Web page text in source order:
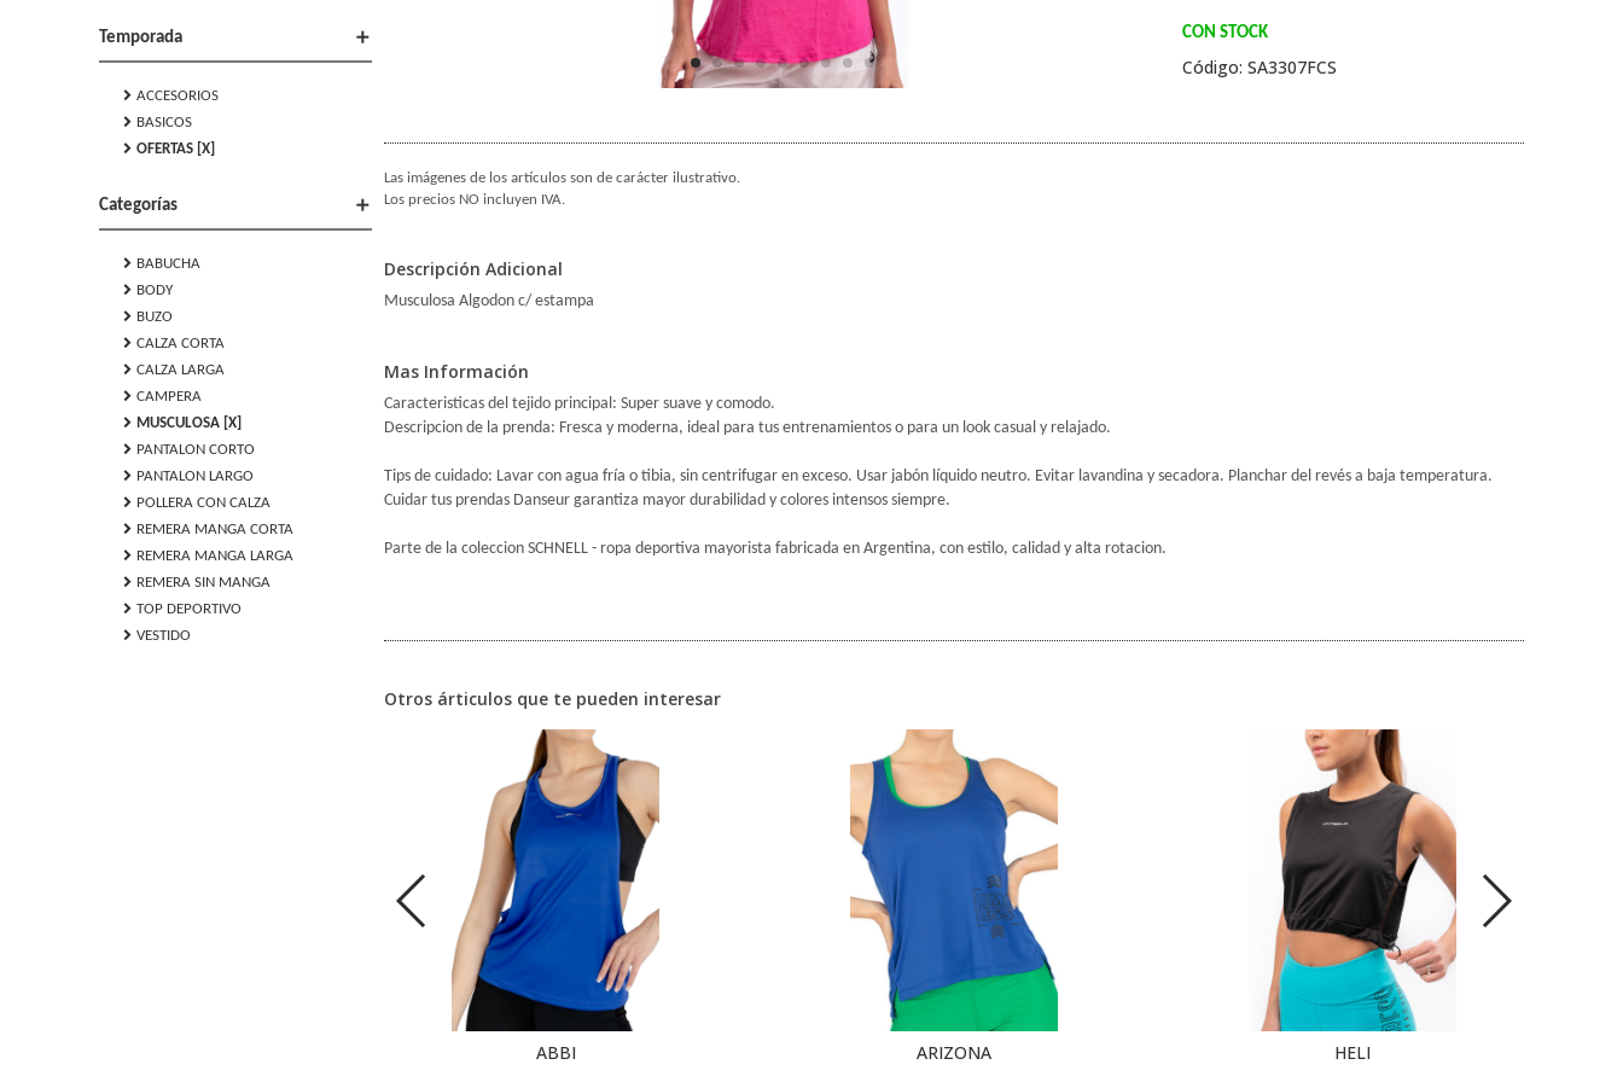
Temporada add
chevron_right ACCESORIOS
chevron_right BASICOS
chevron_right OFERTAS [X]
Categorías add
chevron_right BABUCHA
chevron_right BODY
chevron_right BUZO
chevron_right CALZA CORTA
chevron_right CALZA LARGA
chevron_right CAMPERA
chevron_right MUSCULOSA [X]
chevron_right PANTALON CORTO
chevron_right PANTALON LARGO
chevron_right POLLERA CON CALZA
chevron_right REMERA MANGA CORTA
chevron_right REMERA MANGA LARGA
chevron_right REMERA SIN MANGA
chevron_right TOP DEPORTIVO
chevron_right VESTIDO
CON STOCK
Código: SA3307FCS
Las imágenes de los artículos son de carácter ilustrativo.
Los precios NO incluyen IVA.
Descripción Adicional
Musculosa Algodon c/ estampa
Mas Información
Caracteristicas del tejido principal: Super suave y comodo.
Descripcion de la prenda: Fresca y moderna, ideal para tus entrenamientos o para un look casual y relajado.
Tips de cuidado: Lavar con agua fría o tibia, sin centrifugar en exceso. Usar jabón líquido neutro. Evitar lavandina y secadora. Planchar del revés a baja temperatura.
Cuidar tus prendas Danseur garantiza mayor durabilidad y colores intensos siempre.
Parte de la coleccion SCHNELL - ropa deportiva mayorista fabricada en Argentina, con estilo, calidad y alta rotacion.
Otros árticulos que te pueden interesar
ABBI ARIZONA HELI